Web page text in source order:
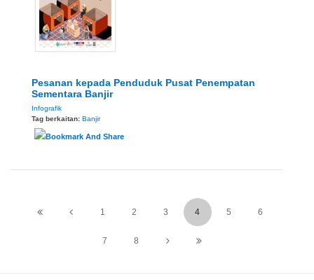
Pesanan kepada Penduduk Pusat Penempatan
Sementara Banjir
Infografik
Tag berkaitan: Banjir
1 2 3 4 5 6
7 8